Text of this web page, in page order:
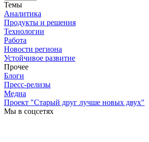
Темы
Аналитика
Продукты и решения
Технологии
Работа
Новости региона
Устойчивое развитие
Прочее
Блоги
Пресс-релизы
Медиа
Проект "Старый друг лучше новых двух"
Мы в соцсетях